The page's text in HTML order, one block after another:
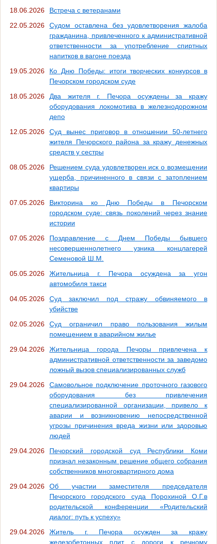
18.06.2026
Встреча с ветеранами
22.05.2026
Судом оставлена без удовлетворения жалоба
гражданина, привлеченного к административной
ответственности за употребление спиртных
напитков в вагоне поезда
19.05.2026
Ко Дню Победы: итоги творческих конкурсов в
Печорском городском суде
18.05.2026
Два жителя г. Печора осуждены за кражу
оборудования локомотива в железнодорожном
депо
12.05.2026
Суд вынес приговор в отношении 50-летнего
жителя Печорского района за кражу денежных
средств у сестры
08.05.2026
Решением суда удовлетворен иск о возмещении
ущерба, причиненного в связи с затоплением
квартиры
07.05.2026
Викторина ко Дню Победы в Печорском
городском суде: связь поколений через знание
истории
07.05.2026
Поздравление с Днем Победы бывшего
несовершеннолетнего узника концлагерей
Семеновой Ш.М.
05.05.2026
Жительница г. Печора осуждена за угон
автомобиля такси
04.05.2026
Суд заключил под стражу обвиняемого в
убийстве
02.05.2026
Суд ограничил право пользования жилым
помещением в аварийном жилье
29.04.2026
Жительница города Печоры привлечена к
административной ответственности за заведомо
ложный вызов специализированных служб
29.04.2026
Самовольное подключение проточного газового
оборудования без привлечения
специализированной организации, привело к
аварии и возникновению непосредственной
угрозы причинения вреда жизни или здоровью
людей
29.04.2026
Печорский городской суд Республики Коми
признал незаконным решение общего собрания
собственников многоквартирного дома
29.04.2026
Об участии заместителя председателя
Печорского городского суда Порохиной О.Г.в
родительской конференции «Родительский
диалог: путь к успеху»
29.04.2026
Житель г. Печора осужден за кражу
железобетонных плит с дороги к речному